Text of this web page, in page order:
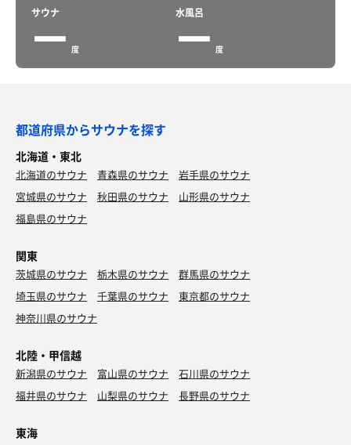
サウナ
ー 度
水風呂
ー 度
都道府県からサウナを探す
北海道・東北
北海道のサウナ 青森県のサウナ
岩手県のサウナ
宮城県のサウナ
秋田県のサウナ
山形県のサウナ
福島県のサウナ
関東
茨城県のサウナ 栃木県のサウナ
群馬県のサウナ
埼玉県のサウナ
千葉県のサウナ
東京都のサウナ
神奈川県のサウナ
北陸・甲信越
新潟県のサウナ 富山県のサウナ
石川県のサウナ
福井県のサウナ
山梨県のサウナ 長野県のサウナ
東海